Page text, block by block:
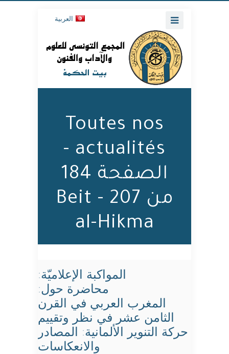
العربية
Toutes nos
actualités -
الصفحة 184
من 207 - Beit
al-Hikma
المواكبة الإعلاميّة:
محاضرة حول:
المغرب العربي في القرن
الثامن عشر في نظر وتقييم
حركة التنوير الألمانية: المصادر
والانعكاسات